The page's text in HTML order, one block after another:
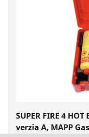
SUPER FIRE 4
verzia A, MAPP